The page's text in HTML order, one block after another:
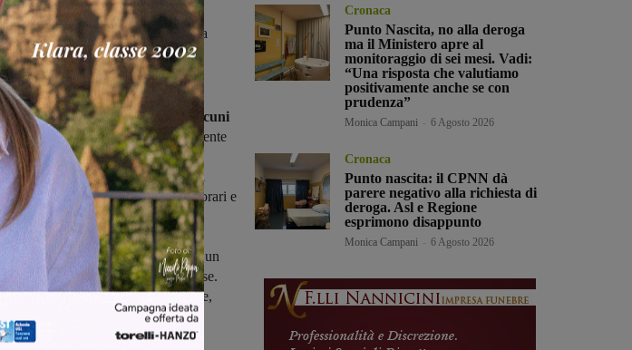
del Valdarno, non risultano
segnalazioni di criticità relative a
però alcuni rilievi, di cui si
e Chiara Guzzo, che da alcuni
TPL:“La cosa che ci preme veramente
è sempre la differenza tariffaria a
fasce chilometriche rispetto agli
, per un servizio più limitato in orari e
per non parlare del raffronto, se
pensando che la città
chilometri percorsi per recarsi in un
spende il doppio e ha meno corse.
ora subentrato un unico gestore,
Cronaca
Punto Nascita, no alla deroga
ma il Ministero apre al
monitoraggio di sei mesi. Vadi:
“Una risposta che valutiamo
positivamente anche se con
prudenza”
Monica Campani 6 Agosto 2026
Cronaca
Punto nascita: il CPNN dà
parere negativo alla richiesta di
deroga. Asl e Regione
esprimono disappunto
Monica Campani 6 Agosto 2026